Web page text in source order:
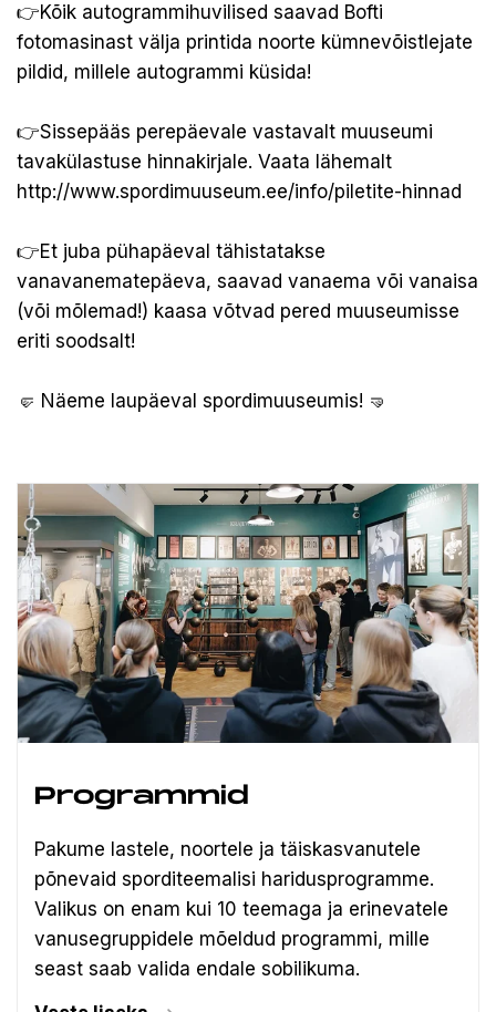
👉Kõik autogrammihuvilised saavad Bofti
fotomasinast välja printida noorte kümnevõistlejate
pildid, millele autogrammi küsida!
👉Sissepääs perepäevale vastavalt muuseumi
tavakülastuse hinnakirjale. Vaata lähemalt
http://www.spordimuuseum.ee/info/piletite-hinnad
👉Et juba pühapäeval tähistatakse
vanavanematepäeva, saavad vanaema või vanaisa
(või mõlemad!) kaasa võtvad pered muuseumisse
eriti soodsalt!
🤛 Näeme laupäeval spordimuuseumis! 🤜
Programmid
Pakume lastele, noortele ja täiskasvanutele
põnevaid sporditeemalisi haridusprogramme.
Valikus on enam kui 10 teemaga ja erinevatele
vanusegruppidele mõeldud programmi, mille
seast saab valida endale sobilikuma.